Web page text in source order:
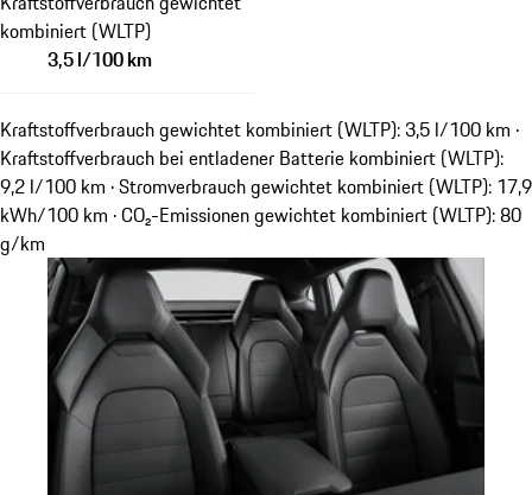
kombiniert (WLTP)
3,5 l/100 km
Kraftstoffverbrauch gewichtet kombiniert (WLTP): 3,5 l/100 km ·
Kraftstoffverbrauch bei entladener Batterie kombiniert (WLTP):
9,2 l/100 km · Stromverbrauch gewichtet kombiniert (WLTP): 17,9
kWh/100 km · CO₂-Emissionen gewichtet kombiniert (WLTP): 80
g/km